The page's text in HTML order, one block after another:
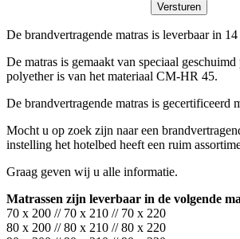
Versturen
De brandvertragende matras is leverbaar in
De matras is gemaakt van speciaal
polyether is van het materiaal CM-HR 45.
De brandvertragende matras is gecertificeerd
Mocht u op zoek zijn naar een
instelling het hotelbed heeft een ruim
Graag geven wij u alle informatie.
Matrassen zijn leverbaar in de volgende
70 x 200 // 70 x 210 // 70 x 220
80 x 200 // 80 x 210 // 80 x 220